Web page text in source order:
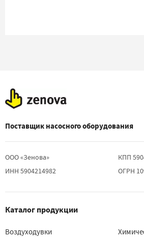
Поставщик насосного оборудования
ООО «Зенова»
ИНН 5904214982
КПП
ОГРН
Каталог продукции
Воздуходувки